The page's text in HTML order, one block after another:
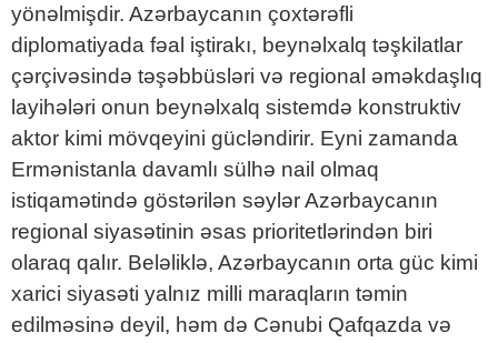
yönəlmişdir. Azərbaycanın çoxtərəfli
diplomatiyada fəal iştirakı, beynəlxalq təşkilatlar
çərçivəsində təşəbbüsləri və regional əməkdaşlıq
layihələri onun beynəlxalq sistemdə konstruktiv
aktor kimi mövqeyini gücləndirir. Eyni zamanda
Ermənistanla davamlı sülhə nail olmaq
istiqamətində göstərilən səylər Azərbaycanın
regional siyasətinin əsas prioritetlərindən biri
olaraq qalır. Beləliklə, Azərbaycanın orta güc kimi
xarici siyasəti yalnız milli maraqların təmin
edilməsinə deyil, həm də Cənubi Qafqazda və